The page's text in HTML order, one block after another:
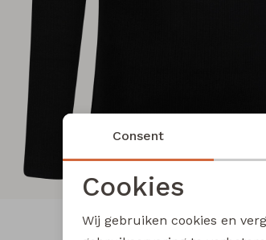
Noodzakelijke cookies
Consent
Cookies
Wij gebruiken cookies en